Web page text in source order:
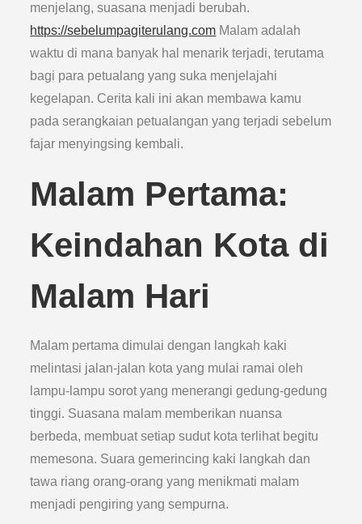
menjelang, suasana menjadi berubah.
https://sebelumpagiterulang.com Malam adalah
waktu di mana banyak hal menarik terjadi, terutama
bagi para petualang yang suka menjelajahi
kegelapan. Cerita kali ini akan membawa kamu
pada serangkaian petualangan yang terjadi sebelum
fajar menyingsing kembali.
Malam Pertama:
Keindahan Kota di
Malam Hari
Malam pertama dimulai dengan langkah kaki
melintasi jalan-jalan kota yang mulai ramai oleh
lampu-lampu sorot yang menerangi gedung-gedung
tinggi. Suasana malam memberikan nuansa
berbeda, membuat setiap sudut kota terlihat begitu
memesona. Suara gemerincing kaki langkah dan
tawa riang orang-orang yang menikmati malam
menjadi pengiring yang sempurna.